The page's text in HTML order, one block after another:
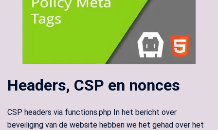
Headers, CSP en nonces
CSP headers via functions.php In het bericht over
beveiliging van de website hebben we het gehad over het